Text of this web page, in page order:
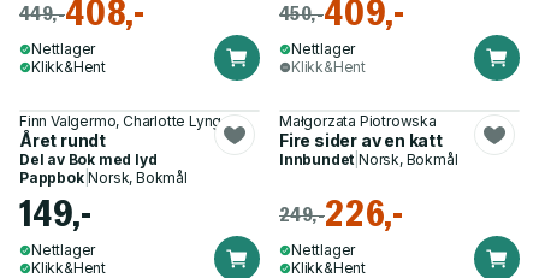
449,-408,-
Nettlager
Klikk&Hent
450,-409,-
Nettlager
Klikk&Hent
Finn Valgermo, Charlotte Lyng
Året rundt
Del av Bok med lyd
Pappbok|Norsk, Bokmål
149,-
Nettlager
Klikk&Hent
Małgorzata Piotrowska
Fire sider av en katt
Innbundet |Norsk, Bokmål
249,-226,-
Nettlager
Klikk&Hent